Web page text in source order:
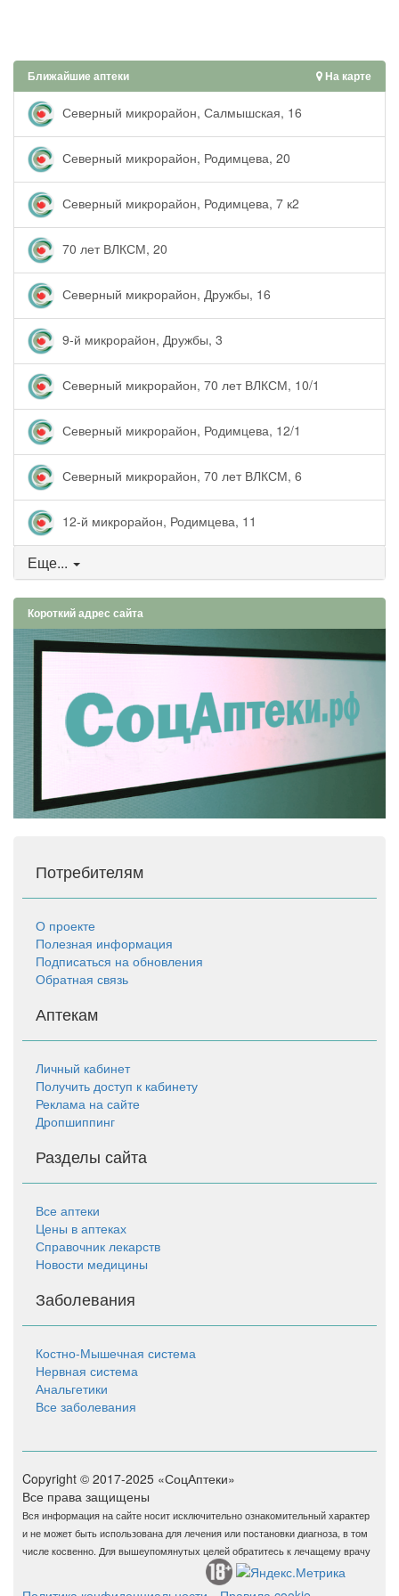
Ближайшие аптеки На карте
Северный микрорайон, Салмышская, 16
Северный микрорайон, Родимцева, 20
Северный микрорайон, Родимцева, 7 к2
70 лет ВЛКСМ, 20
Северный микрорайон, Дружбы, 16
9-й микрорайон, Дружбы, 3
Северный микрорайон, 70 лет ВЛКСМ, 10/1
Северный микрорайон, Родимцева, 12/1
Северный микрорайон, 70 лет ВЛКСМ, 6
12-й микрорайон, Родимцева, 11
Еще...
Короткий адрес сайта
Потребителям
О проекте
Полезная информация
Подписаться на обновления
Обратная связь
Аптекам
Личный кабинет
Получить доступ к кабинету
Реклама на сайте
Дропшиппинг
Разделы сайта
Все аптеки
Цены в аптеках
Справочник лекарств
Новости медицины
Заболевания
Костно-Мышечная система
Нервная система
Анальгетики
Все заболевания
Copyright © 2017-2025 «СоцАптеки»
Все права защищены
Вся информация на сайте носит исключительно ознакомительный характер
и не может быть использована для лечения или постановки диагноза, в том
числе косвенно. Для вышеупомянутых целей обратитесь к лечащему врачу